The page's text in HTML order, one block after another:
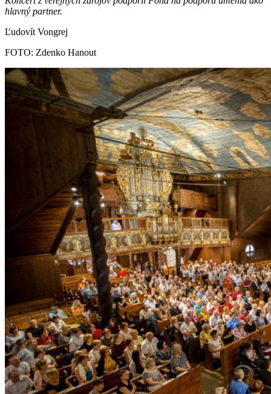
hlavný partner.
Ľudovít Vongrej
FOTO: Zdenko Hanout